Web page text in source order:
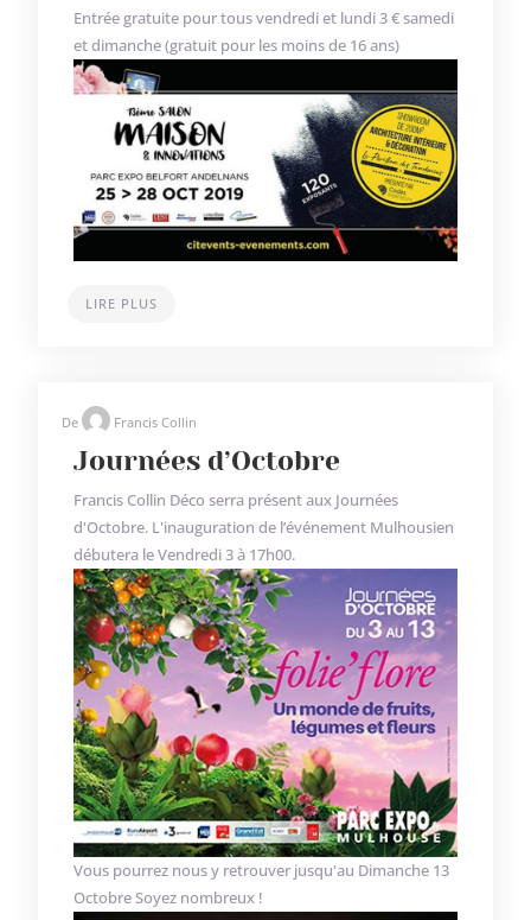
Entrée gratuite pour tous vendredi et lundi 3 € samedi
et dimanche (gratuit pour les moins de 16 ans)
LIRE PLUS
De Francis Collin
Journées d’Octobre
Francis Collin Déco serra présent aux Journées
d'Octobre. L'inauguration de l’événement Mulhousien
débutera le Vendredi 3 à 17h00.
Vous pourrez nous y retrouver jusqu'au Dimanche 13
Octobre Soyez nombreux !